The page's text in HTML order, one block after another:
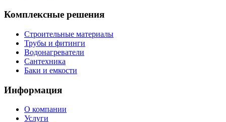
Комплексные решения
Строительные материалы
Трубы и фитинги
Водонагреватели
Сантехника
Баки и емкости
Информация
О компании
Услуги